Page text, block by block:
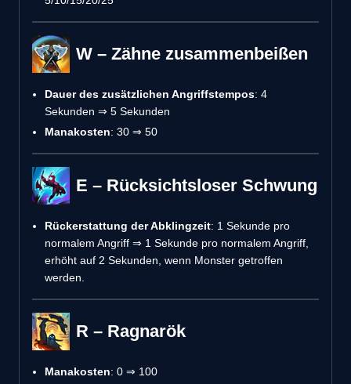
W – Zähne zusammenbeißen
Dauer des zusätzlichen Angriffstempos: 4
Sekunden ⇒ 5 Sekunden
Manakosten: 30 ⇒ 50
E – Rücksichtsloser Schwung
Rückerstattung der Abklingzeit: 1 Sekunde pro
normalem Angriff ⇒ 1 Sekunde pro normalem Angriff,
erhöht auf 2 Sekunden, wenn Monster getroffen
werden.
R – Ragnarök
Manakosten: 0 ⇒ 100